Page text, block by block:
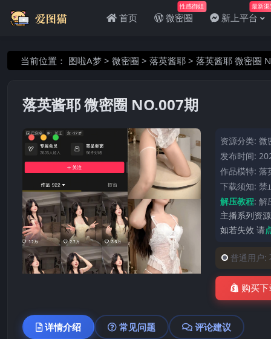
首页 微密圈
性感御姐
新上平台
最新
当前位置： 图啦A梦 > 微密圈 > 落英酱耶 > 落英酱耶 微密圈
落英酱耶 微密圈 NO.007期
资源分类:微
发布时间:
作品模特:落
下载须知: 禁
解压教程:解
主播系列资
如若失效 请
普通用户:
购买
详情介绍 常见问题 评论建议